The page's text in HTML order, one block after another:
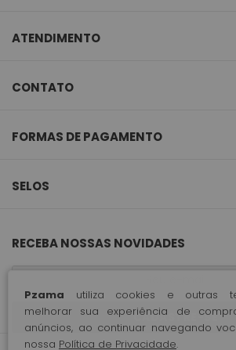
Pzama utiliza cookies e outras
melhorar sua experiência de
anúncios, ao continuar navegando
nossa Política de Privacidade.
ATENDIMENTO
CONTATO
FORMAS DE PAGAMENTO
SELOS
RECEBA NOSSAS NOVIDADES
CADASTRE-SE